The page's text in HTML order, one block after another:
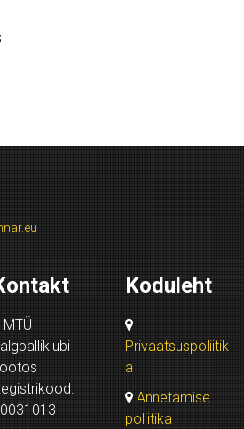
MTÜ
Koduleht
Privaatsuspoliitik
a
Annetamise
poliitika